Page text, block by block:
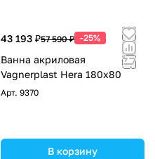
43 193 ₽57 590 ₽ -25%
Ванна акриловая
Vagnerplast Hera 180х80
Арт. 9370
В корзину